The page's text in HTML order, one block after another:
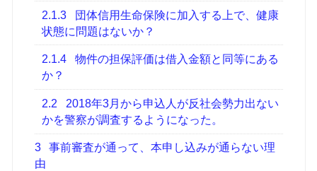
2.1.3
団体信用生命保険に加入する上で、健康
状態に問題はないか？
2.1.4
物件の担保評価は借入金額と同等にある
か？
2.2
2018年3月から申込人が反社会勢力出ない
かを警察が調査するようになった。
3
事前審査が通って、本申し込みが通らない理
由